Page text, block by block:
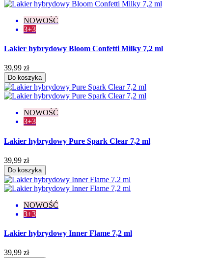
NOWOŚĆ
3+3
Lakier hybrydowy Bloom Confetti Milky 7,2 ml
39,99 zł
Do koszyka
NOWOŚĆ
3+3
Lakier hybrydowy Pure Spark Clear 7,2 ml
39,99 zł
Do koszyka
NOWOŚĆ
3+3
Lakier hybrydowy Inner Flame 7,2 ml
39,99 zł